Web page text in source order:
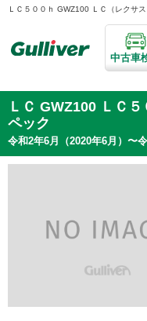
ＬＣ５００ｈ GWZ100 ＬＣ（レクサ
中古車
ＬＣ GWZ100 ＬＣ
ペック
令和2年6月（2020年6月）〜